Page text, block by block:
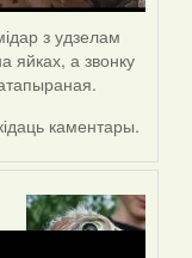
з удзелам
яйках, а звонку
каментары.